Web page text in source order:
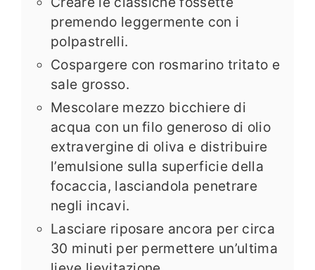
premendo leggermente con i
polpastrelli.
Cospargere con rosmarino tritato e
sale grosso.
Mescolare mezzo bicchiere di
acqua con un filo generoso di olio
extravergine di oliva e distribuire
l’emulsione sulla superficie della
focaccia, lasciandola penetrare
negli incavi.
Lasciare riposare ancora per circa
30 minuti per permettere un’ultima